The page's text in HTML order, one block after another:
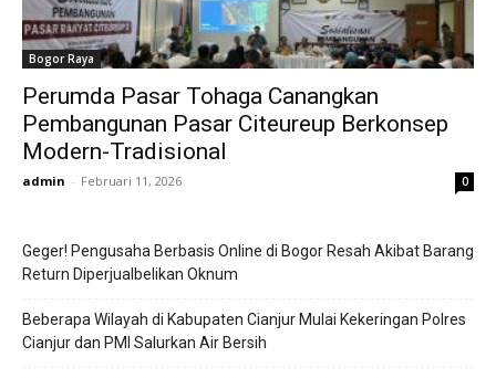
Bogor Raya
Perumda Pasar Tohaga Canangkan
Pembangunan Pasar Citeureup Berkonsep
Modern-Tradisional
admin - Februari 11, 2026 0
Geger! Pengusaha Berbasis Online di Bogor Resah Akibat Barang
Return Diperjualbelikan Oknum
Beberapa Wilayah di Kabupaten Cianjur Mulai Kekeringan Polres
Cianjur dan PMI Salurkan Air Bersih